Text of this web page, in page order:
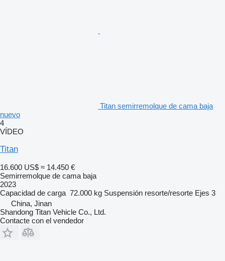
Titan semirremolque de cama baja
nuevo
4
VÍDEO
Titan
16.600 US$ ≈ 14.450 €
Semirremolque de cama baja
2023
Capacidad de carga 72.000 kg Suspensión resorte/resorte Ejes 3
China, Jinan
Shandong Titan Vehicle Co., Ltd.
Contacte con el vendedor